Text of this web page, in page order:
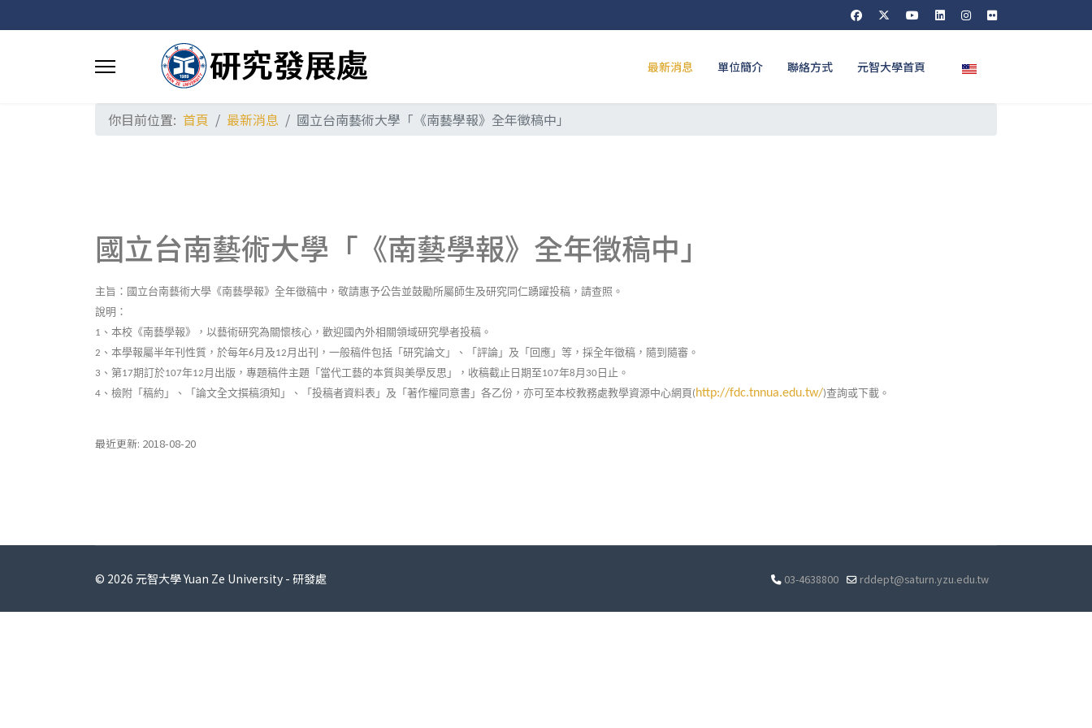
最新消息 單位簡介 聯絡方式 元智大學首頁 選擇你的語言
你目前位置: 首頁 最新消息 國立台南藝術大學「《南藝學報》全年徵稿中」
國立台南藝術大學「《南藝學報》全年徵稿中」
主旨：國立台南藝術大學《南藝學報》全年徵稿中，敬請惠予公告並鼓勵所屬師生及研究同仁踴躍投稿，請查照。
說明：
1 、本校《南藝學報》，以藝術研究為關懷核心，歡迎國內外相關領域研究學者投稿。
2 、本學報屬半年刊性質，於每年6月及12月出刊，一般稿件包括「研究論文」、「評論」及「回應」等，採全年徵稿，隨到隨審。
3 、第17期訂於107年12月出版，專題稿件主題「當代工藝的本質與美學反思」，收稿截止日期至107年8月 30日止。
4 、檢附「稿約」、「論文全文撰稿須知」、「投稿者資料表」及「著作權同意書」各乙份，亦可至本校教務處教學資源中心網頁( http://fdc.tnnua.edu.tw/)查詢或下載。
最近更新: 2018-08-20
© 2026 元智大學 Yuan Ze University - 研發處 03-4638800 rddept@saturn.yzu.edu.tw